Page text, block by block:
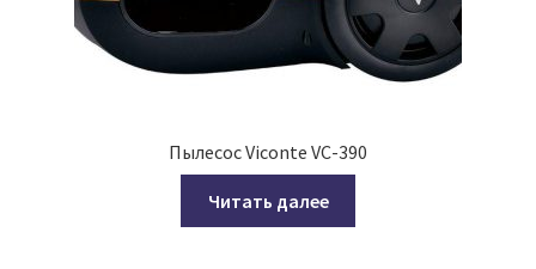
Пылесос Viconte VC-390
Читать далее